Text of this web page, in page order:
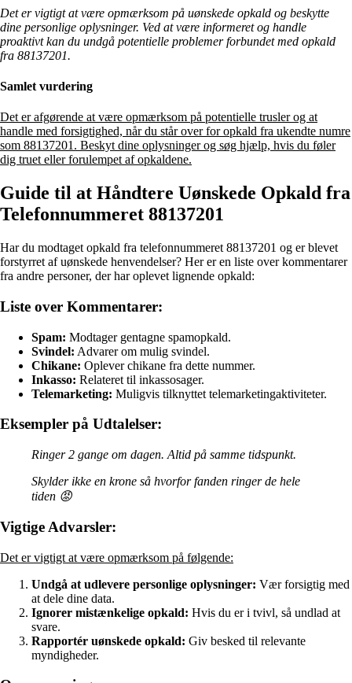
Det er vigtigt at være opmærksom på uønskede opkald og beskytte
dine personlige oplysninger. Ved at være informeret og handle
proaktivt kan du undgå potentielle problemer forbundet med opkald
fra 88137201.
Samlet vurdering
Det er afgørende at være opmærksom på potentielle trusler og at
handle med forsigtighed, når du står over for opkald fra ukendte numre
som 88137201. Beskyt dine oplysninger og søg hjælp, hvis du føler
dig truet eller forulempet af opkaldene.
Guide til at Håndtere Uønskede Opkald fra
Telefonnummeret 88137201
Har du modtaget opkald fra telefonnummeret 88137201 og er blevet
forstyrret af uønskede henvendelser? Her er en liste over kommentarer
fra andre personer, der har oplevet lignende opkald:
Liste over Kommentarer:
Spam: Modtager gentagne spamopkald.
Svindel: Advarer om mulig svindel.
Chikane: Oplever chikane fra dette nummer.
Inkasso: Relateret til inkassosager.
Telemarketing: Muligvis tilknyttet telemarketingaktiviteter.
Eksempler på Udtalelser:
Ringer 2 gange om dagen. Altid på samme tidspunkt.
Skylder ikke en krone så hvorfor fanden ringer de hele
tiden 😡
Vigtige Advarsler:
Det er vigtigt at være opmærksom på følgende:
Undgå at udlevere personlige oplysninger: Vær forsigtig med
at dele dine data.
Ignorer mistænkelige opkald: Hvis du er i tvivl, så undlad at
svare.
Rapportér uønskede opkald: Giv besked til relevante
myndigheder.